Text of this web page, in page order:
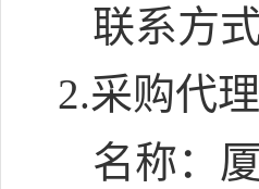
联系方式
2.采购代
名称：